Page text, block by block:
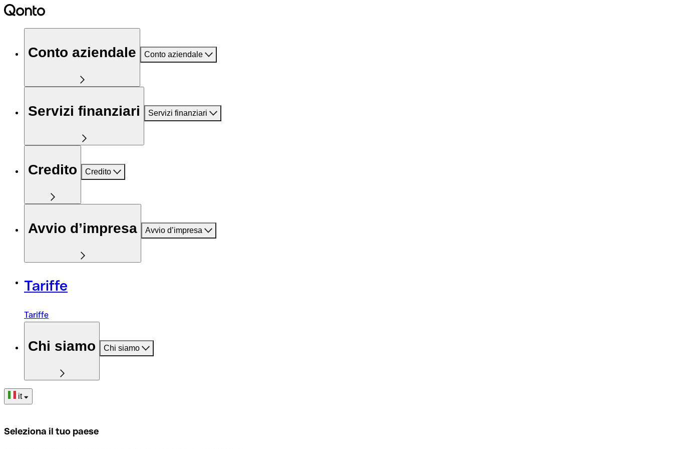
Conto aziendale Conto aziendale
Servizi finanziari Servizi finanziari
Credito Credito
Avvio d’impresa Avvio d’impresa
Tariffe
Tariffe
Chi siamo Chi siamo
it
Seleziona il tuo paese